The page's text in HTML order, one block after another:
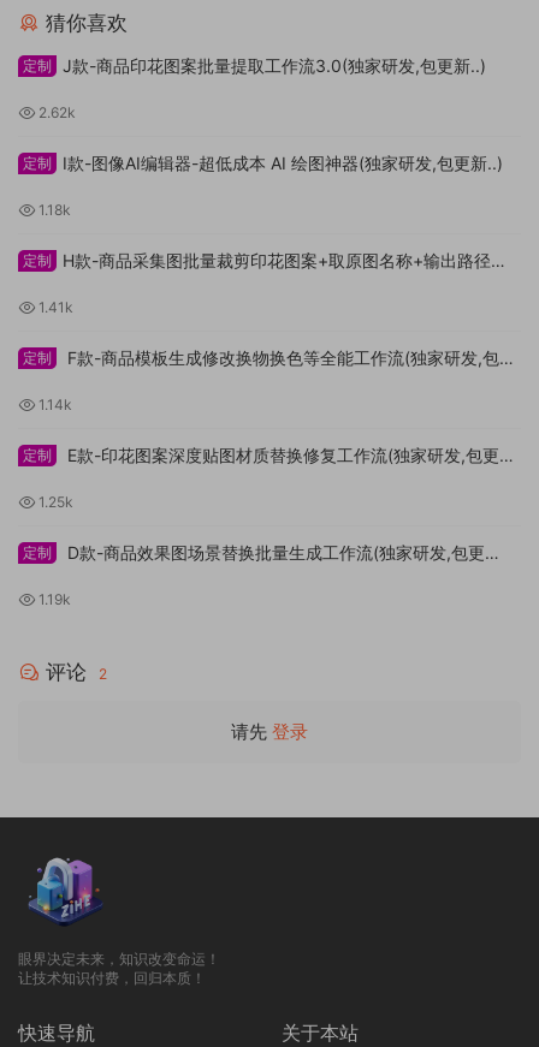
猜你喜欢
定制 J款-商品印花图案批量提取工作流3.0(独家研发,包更新..)
2.62k
定制 I款-图像AI编辑器-超低成本 AI 绘图神器(独家研发,包更新..)
1.18k
定制
H款-商品采集图批量裁剪印花图案+取原图名称+输出路径自
1.41k
定制
F款-商品模板生成修改换物换色等全能工作流(独家研发,包更
1.14k
定制
E款-印花图案深度贴图材质替换修复工作流(独家研发,包更
1.25k
定制
D款-商品效果图场景替换批量生成工作流(独家研发,包更
1.19k
评论 2
请先 登录
眼界决定未来，知识改变命运！
让技术知识付费，回归本质！
快速导航 关于本站